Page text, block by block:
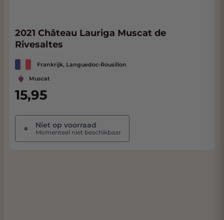
2021 Château Lauriga Muscat de
Rivesaltes
Frankrijk, Languedoc-Rousillon
Muscat
15,95
● Niet op voorraad
Momenteel niet beschikbaar